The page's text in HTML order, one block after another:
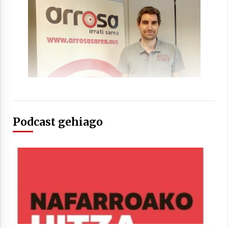
Arrosaren laburpen bideoa Hamaika
Podcast gehiago